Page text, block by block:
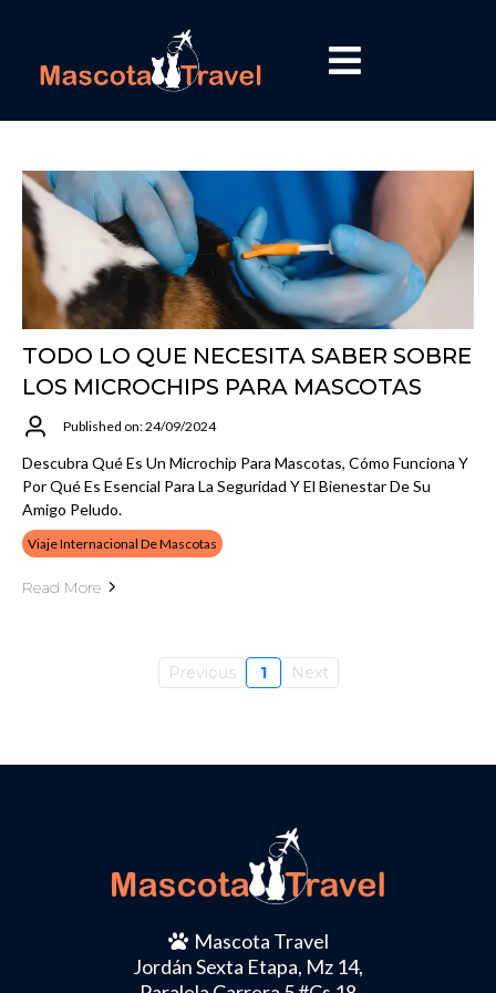
TODO LO QUE NECESITA SABER SOBRE
LOS MICROCHIPS PARA MASCOTAS
Published on: 24/09/2024
Descubra Qué Es Un Microchip Para Mascotas, Cómo Funciona Y
Por Qué Es Esencial Para La Seguridad Y El Bienestar De Su
Amigo Peludo.
Viaje Internacional De Mascotas
Read More
Previous 1 Next
Mascota Travel
Jordán Sexta Etapa, Mz 14,